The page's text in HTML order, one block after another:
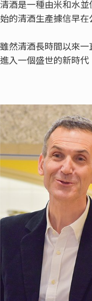
清酒是一種由米和水
始的清酒生產據信早
雖然清酒長時間以來
進入一個盛世的新時